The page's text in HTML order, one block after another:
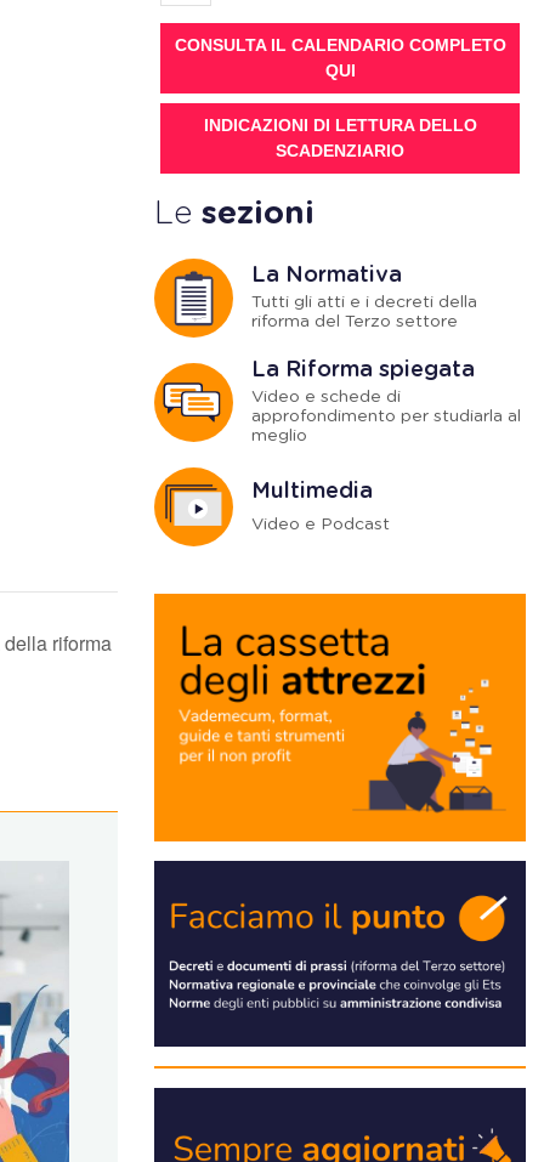
riforma
CONSULTA IL CALENDARIO COMPLETO
QUI
INDICAZIONI DI LETTURA DELLO
SCADENZIARIO
Le sezioni
La Normativa
Tutti gli atti e i decreti della
riforma del Terzo settore
La Riforma spiegata
Video e schede di
approfondimento per studiarla al
meglio
Multimedia
Video e Podcast